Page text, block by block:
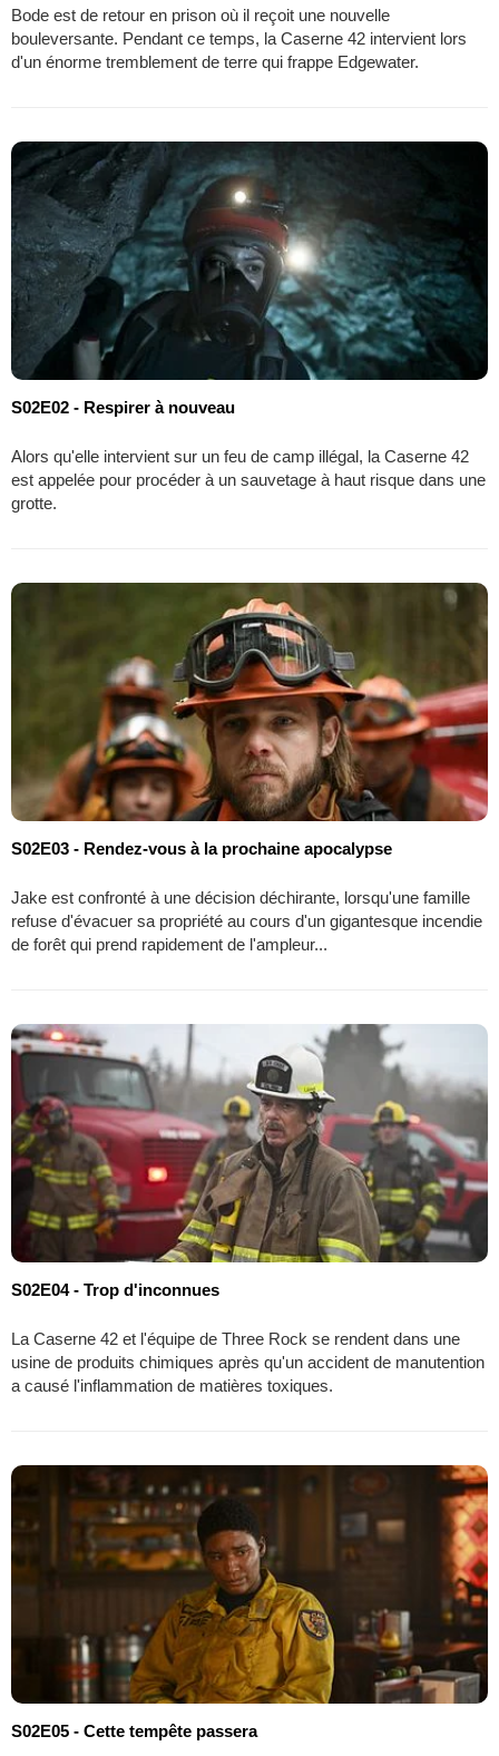
Bode est de retour en prison où il reçoit une nouvelle
bouleversante. Pendant ce temps, la Caserne 42 intervient lors
d'un énorme tremblement de terre qui frappe Edgewater.
S02E02 - Respirer à nouveau
Alors qu'elle intervient sur un feu de camp illégal, la Caserne 42
est appelée pour procéder à un sauvetage à haut risque dans une
grotte.
S02E03 - Rendez-vous à la prochaine apocalypse
Jake est confronté à une décision déchirante, lorsqu'une famille
refuse d'évacuer sa propriété au cours d'un gigantesque incendie
de forêt qui prend rapidement de l'ampleur...
S02E04 - Trop d'inconnues
La Caserne 42 et l'équipe de Three Rock se rendent dans une
usine de produits chimiques après qu'un accident de manutention
a causé l'inflammation de matières toxiques.
S02E05 - Cette tempête passera